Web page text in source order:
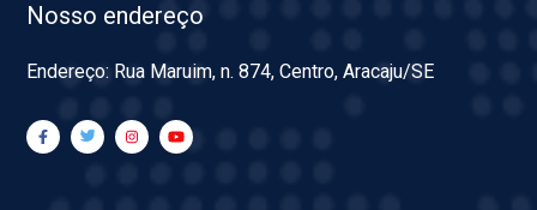
Nosso endereço
Endereço: Rua Maruim, n. 874, Centro, Aracaju/SE